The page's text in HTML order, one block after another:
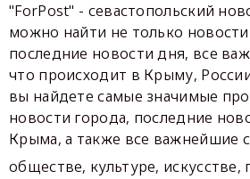
"ForPost" - севастопольский
можно найти не только
последние новости дня, все
что происходит в Крыму,
вы найдете самые значимые
новости города, последние
Крыма, а также все важнейшие
обществе, культуре, искусстве,